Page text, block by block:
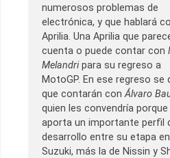
numerosos problemas de
electrónica, y que hablará
Aprilia. Una Aprilia que
cuenta o puede contar con
Melandripara su regreso a
MotoGP. En ese regreso se
que contarán conÁlvaro
quien les convendría porque
aporta un importante perfil
desarrollo entre su etapa en
Suzuki, más la de Nissin y